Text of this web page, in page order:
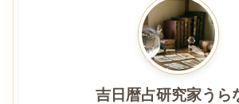
吉日暦占研究家うら